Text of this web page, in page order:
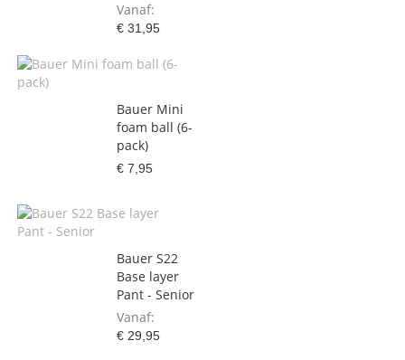
Vanaf
€ 31,95
Bauer Mini
foam ball (6-
pack)
€ 7,95
Bauer S22
Base layer
Pant - Senior
Vanaf
€ 29,95